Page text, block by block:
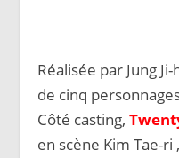
Réalisée par Jung
de cinq
Côté casting,
en scène Kim Tae-ri